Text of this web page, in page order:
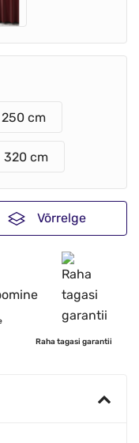
250 cm
320 cm
Võrrelge
Raha tagasi garantii